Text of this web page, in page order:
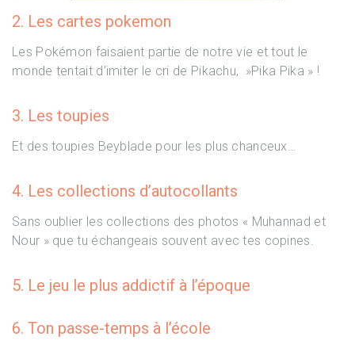
2. Les cartes pokemon
Les Pokémon faisaient partie de notre vie et tout le
monde tentait d’imiter le cri de Pikachu, »Pika Pika » !
3. Les toupies
Et des toupies Beyblade pour les plus chanceux…
4. Les collections d’autocollants
Sans oublier les collections des photos « Muhannad et
Nour » que tu échangeais souvent avec tes copines.
5. Le jeu le plus addictif à l’époque
6. Ton passe-temps à l’école